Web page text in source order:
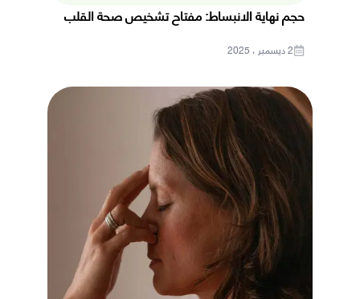
حجم نهاية الانبساط: مفتاح تشخيص صحة القلب
2 ديسمبر ، 2025